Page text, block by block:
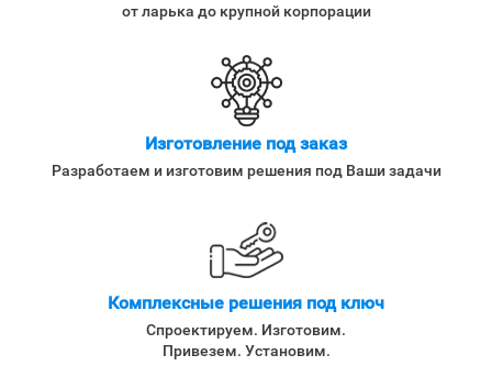
от ларька до крупной корпорации
Изготовление под заказ
Разработаем и изготовим решения под Ваши задачи
Комплексные решения под ключ
Спроектируем. Изготовим.
Привезем. Установим.